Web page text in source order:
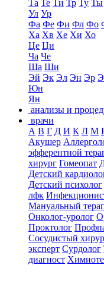
Та Те Ти Тр Ту Ты
Ул Ур
Фа Фе Фи Фл Фо
Ха Хв Хе Хи Хо
Це Ци
Ча Че
Ша Ши
Эй Эк Эл Эн Эр
Юн
Ян
анализы и
врачи
А В Г Д И К Л М
Акушер
эфферентной
хирург Гомеопат
Детский
Детский психолог
лфк
Мануальный
Онколог-уролог
Проктолог
Сосудистый
эксперт Сурдолог
диагност